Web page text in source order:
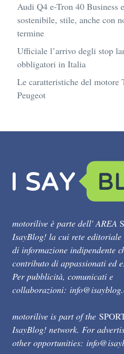
Audi Q4 e-Tron 40 Business
sostenibile, stile, anche con
termine
Ufficiale l’arrivo degli stop
obbligatori in Italia
Le caratteristiche del motore
Peugeot
motorilive è parte dell' AREA
IsayBlog! la cui rete
di informazione indipendente
contributo di appassionati ed
Per pubblicità, comunicati e
collaborazioni:
motorilive is part of the
IsayBlog! network. For
other opportunities: